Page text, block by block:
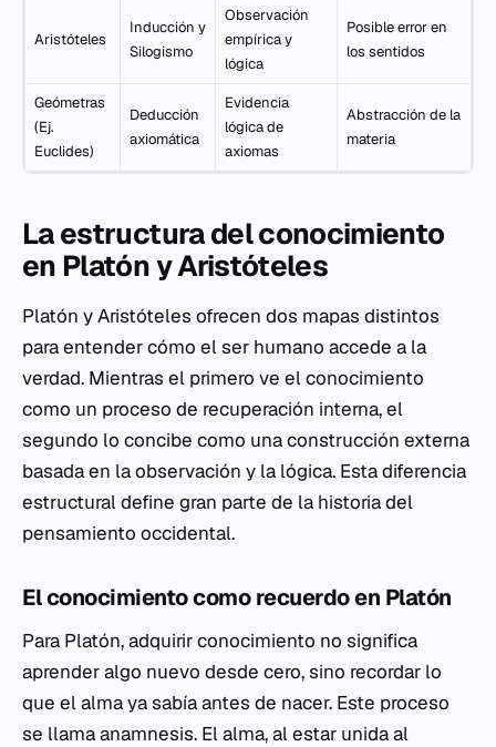
Aristóteles
Inducción y
Silogismo
Observación
empírica y
lógica
Posible error en
los sentidos
Geómetras
(Ej.
Euclides)
Deducción
axiomática
Evidencia
lógica de
axiomas
Abstracción de la
materia
La estructura del conocimiento
en Platón y Aristóteles
Platón y Aristóteles ofrecen dos mapas distintos
para entender cómo el ser humano accede a la
verdad. Mientras el primero ve el conocimiento
como un proceso de recuperación interna, el
segundo lo concibe como una construcción externa
basada en la observación y la lógica. Esta diferencia
estructural define gran parte de la historia del
pensamiento occidental.
El conocimiento como recuerdo en Platón
Para Platón, adquirir conocimiento no significa
aprender algo nuevo desde cero, sino recordar lo
que el alma ya sabía antes de nacer. Este proceso
se llamaanamnesis. El alma, al estar unida al